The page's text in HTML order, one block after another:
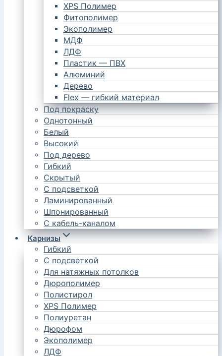
XPS Полимер
Фитополимер
Экополимер
МДФ
ЛДФ
Пластик — ПВХ
Алюминий
Дерево
Flex — гибкий материал
Под покраску
Однотонный
Белый
Высокий
Под дерево
Гибкий
Скрытый
С подсветкой
Ламинированный
Шпонированный
С кабель-каналом
Карнизы
Гибкий
С подсветкой
Для натяжных потолков
Дюрополимер
Полистирол
XPS Полимер
Полиуретан
Дюрофом
Экополимер
ЛДФ